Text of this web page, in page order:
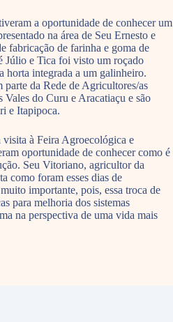
a oportunidade de conhecer um
na área de Seu Ernesto e
fabricação de farinha e goma de
Júlio e Tica foi visto um roçado
horta integrada a um galinheiro.
da Rede de Agricultores/as
do Curu e Aracatiaçu e são
e Itapipoca.
à Feira Agroecológica e
oportunidade de conhecer como é
Seu Vitoriano, agricultor da
como foram esses dias de
importante, pois, essa troca de
para melhoria dos sistemas
na perspectiva de uma vida mais